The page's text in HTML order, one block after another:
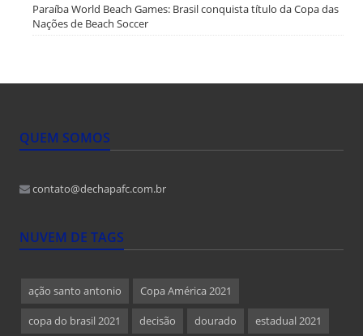
Paraíba World Beach Games: Brasil conquista título da Copa das
Nações de Beach Soccer
QUEM SOMOS
contato@dechapafc.com.br
NUVEM DE TAGS
ação santo antonio Copa América 2021
copa do brasil 2021 decisão dourado estadual 2021